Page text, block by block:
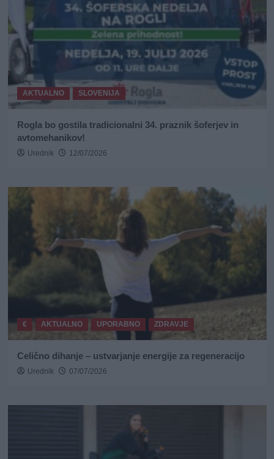
AKTUALNO SLOVENIJA
Rogla bo gostila tradicionalni 34. praznik šoferjev in
avtomehanikov!
Urednik 12/07/2026
€ AKTUALNO UPORABNO ZDRAVJE
Celično dihanje – ustvarjanje energije za regeneracijo
Urednik 07/07/2026